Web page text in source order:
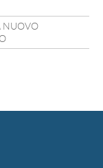
NUOVO